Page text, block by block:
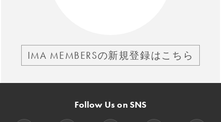
IMA MEMBERSの新規登録はこちら
Follow Us on SNS